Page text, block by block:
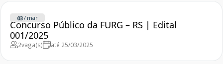
03/ mar
Concurso Público da FURG – RS | Edital
001/2025
2vaga(s) até 25/03/2025